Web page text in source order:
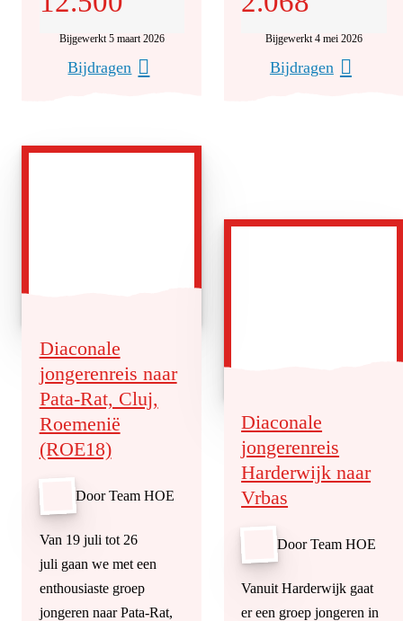
Bijgewerkt 5 maart 2026
Bijdragen
Bijgewerkt 4 mei 2026
Bijdragen
Diaconale
jongerenreis naar
Pata-Rat, Cluj,
Roemenië
(ROE18)
Door Team HOE
Van 19 juli tot 26
juli gaan we met een
enthousiaste groep
jongeren naar Pata-Rat,
Diaconale
jongerenreis
Harderwijk naar
Vrbas
Door Team HOE
Vanuit Harderwijk gaat
er een groep jongeren in